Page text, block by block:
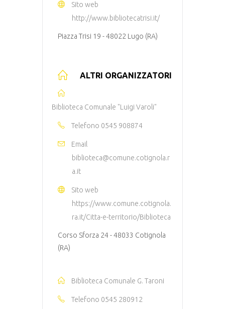
Sito web
http://www.bibliotecatrisi.it/
Piazza Trisi 19 - 48022 Lugo (RA)
ALTRI ORGANIZZATORI
Biblioteca Comunale "Luigi Varoli"
Telefono 0545 908874
Email
biblioteca@comune.cotignola.r
a.it
Sito web
https://www.comune.cotignola.
ra.it/Citta-e-territorio/Biblioteca
Corso Sforza 24 - 48033 Cotignola
(RA)
Biblioteca Comunale G. Taroni
Telefono 0545 280912